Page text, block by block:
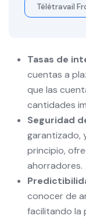
Télétravail
Tasas de
cuentas a
que las
cantidades
Seguridad
garantizado,
principio,
ahorradores.
conocer de
facilitando la